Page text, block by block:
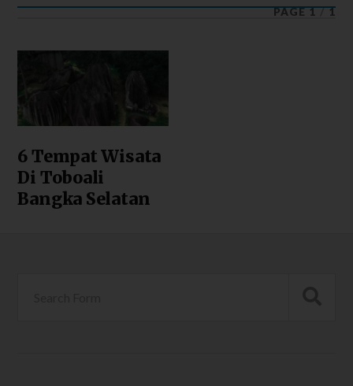
PAGE 1 / 1
6 Tempat Wisata
Di Toboali
Bangka Selatan